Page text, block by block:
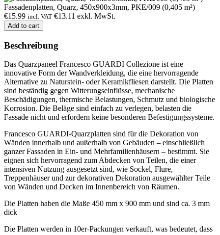
Fassadenplatten, Quarz, 450x900x3mm, PKE/009 (0,405 m²)
€15.99 incl. VAT €13.11 exkl. MwSt.
Add to cart
Beschreibung
Das Quarzpaneel Francesco GUARDI Collezione ist eine
innovative Form der Wandverkleidung, die eine hervorragende
Alternative zu Naturstein- oder Keramikfliesen darstellt. Die Platten
sind beständig gegen Witterungseinflüsse, mechanische
Beschädigungen, thermische Belastungen, Schmutz und biologische
Korrosion. Die Beläge sind einfach zu verlegen, belasten die
Fassade nicht und erfordern keine besonderen Befestigungssysteme.
Francesco GUARDI-Quarzplatten sind für die Dekoration von
Wänden innerhalb und außerhalb von Gebäuden – einschließlich
ganzer Fassaden in Ein- und Mehrfamilienhäusern – bestimmt. Sie
eignen sich hervorragend zum Abdecken von Teilen, die einer
intensiven Nutzung ausgesetzt sind, wie Sockel, Flure,
Treppenhäuser und zur dekorativen Dekoration ausgewählter Teile
von Wänden und Decken im Innenbereich von Räumen.
Die Platten haben die Maße 450 mm x 900 mm und sind ca. 3 mm
dick
Die Platten werden in 10er-Packungen verkauft, was bedeutet, dass